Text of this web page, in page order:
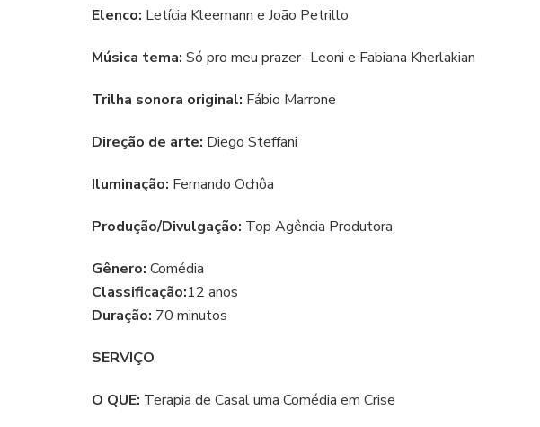
Elenco: Letícia Kleemann e João Petrillo
Música tema: Só pro meu prazer- Leoni e Fabiana Kherlakian
Trilha sonora original: Fábio Marrone
Direção de arte: Diego Steffani
Iluminação: Fernando Ochôa
Produção/Divulgação: Top Agência Produtora
Gênero: Comédia
Classificação:12 anos
Duração: 70 minutos
SERVIÇO
O QUE: Terapia de Casal uma Comédia em Crise